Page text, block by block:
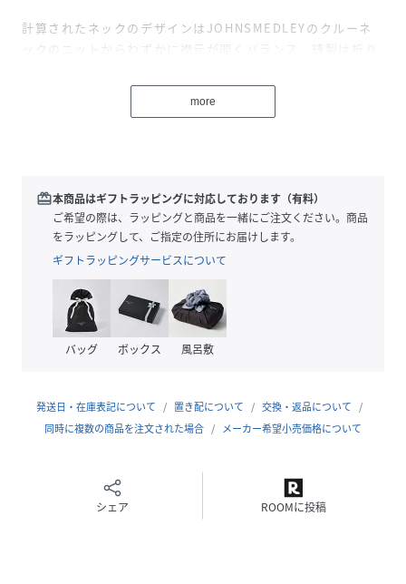
計算されたネックのデザインはJOHNSMEDLEYのクルーネ
JOHNSMEDLEYのニットウェアに合わせても響きにくく、
１枚着としてはもちろん、インナーとして最適な１枚です。
アンダルシア地方で栽培されたスペイン産の希少な超長綿
に、エジプト産ギザをブレンドしたオリジナルのコットン天
竺。スペイン産の超長綿は白度を持ち、繊度が細くしなやか
な風合いが特徴です。原料の柔らかさを損なわないように撚
りをあまりかけず、毛羽が少なくなるように紡績した糸は、
編み立てるとソフトでしなやかな風合い・艶やかで光沢のあ
る生地に。更にソフト風合い加工を施すことで、より毛羽が
少なく、しなやかでソフトなとろみのある優しい生地に仕上
性別タイプ レディース
more
redeem本商品はギフトラッピングに対応しております（有料）
ご希望の際は、ラッピングと商品を一緒にご注文ください。商品
をラッピングして、ご指定の住所にお届けします。
ギフトラッピングサービスについて
バッグ ボックス 風呂敷
発送日・在庫表記について 置き配について
交換・返品について
同時に複数の商品を注文された場合
メーカー希望小売価格について
シェア ROOMに投稿